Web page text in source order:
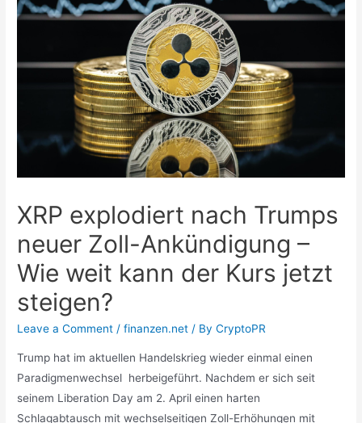
XRP explodiert nach Trumps
neuer Zoll-Ankündigung –
Wie weit kann der Kurs jetzt
steigen?
Leave a Comment /finanzen.net / ByCryptoPR
Trump hat im aktuellen Handelskrieg wieder einmal einen
Paradigmenwechsel herbeigeführt. Nachdem er sich seit
seinem Liberation Day am 2. April einen harten
Schlagabtausch mit wechselseitigen Zoll-Erhöhungen mit